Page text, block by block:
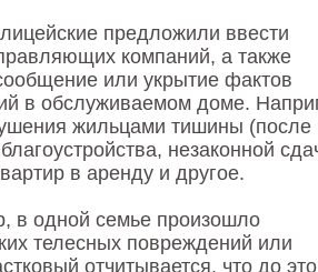
предложили ввести
компаний, а также
или укрытие фактов
в обслуживаемом доме.
жильцами тишины (после
незаконной
в аренду и другое.
в одной семье произошло
телесных повреждений или
отчитывается, что до